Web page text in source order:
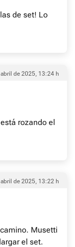
de set! Lo
de 2025, 13:24 h
rozando el
de 2025, 13:22 h
Musetti
el set.